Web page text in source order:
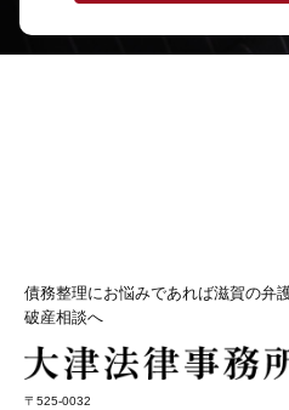
債務整理にお悩みであれば滋賀の弁
破産相談へ
〒525-0032